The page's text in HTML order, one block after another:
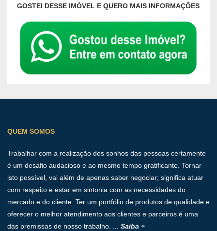
GOSTEI DESSE IMÓVEL E QUERO MAIS INFORMAÇÕES
QUEM SOMOS
Trabalhar com a realização dos sonhos das pessoas certamente
é um desafio audacioso e ao mesmo tempo gratificante. Tornar
isto possível, vai além de apenas saber negociar; significa atuar
com respeito e estar em sintonia com as necessidades do
mercado e do cliente. Ter um portfólio de produtos de qualidade e
oferecer o melhor atendimento aos clientes e parceiros é uma
das premissas de nosso trabalho. ... Saiba +